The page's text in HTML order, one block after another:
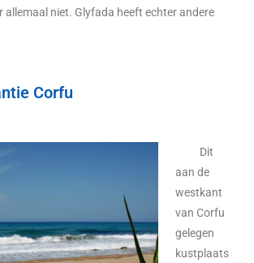
allemaal niet. Glyfada heeft echter andere
Corfu
Dit
aan de
westkant
van Corfu
gelegen
kustplaats